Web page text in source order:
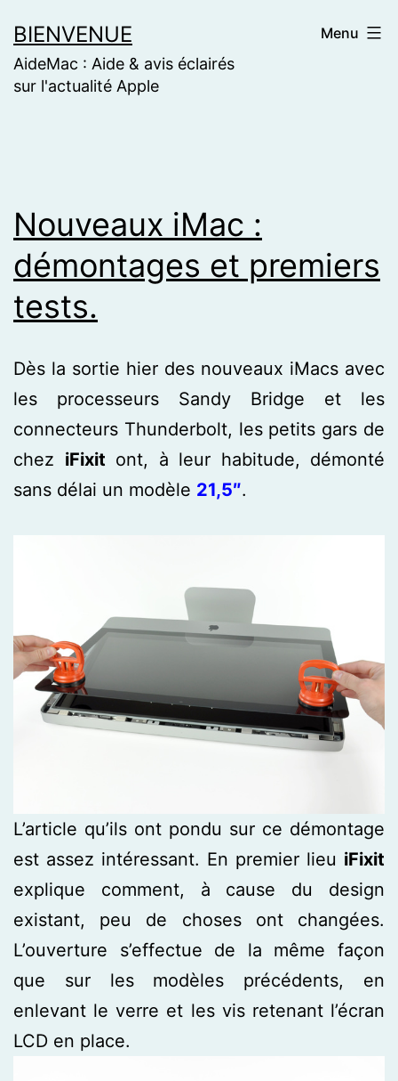
to
content
BIENVENUE
AideMac : Aide & avis éclairés
sur l'actualité Apple
Menu
Nouveaux iMac :
démontages et premiers
tests.
Dès la sortie hier des nouveaux iMacs avec
les processeurs Sandy Bridge et les
connecteurs Thunderbolt, les petits gars de
chez iFixit ont, à leur habitude, démonté
sans délai un modèle 21,5″.
L’article qu’ils ont pondu sur ce démontage
est assez intéressant. En premier lieu iFixit
explique comment, à cause du design
existant, peu de choses ont changées.
L’ouverture s’effectue de la même façon
que sur les modèles précédents, en
enlevant le verre et les vis retenant l’écran
LCD en place.